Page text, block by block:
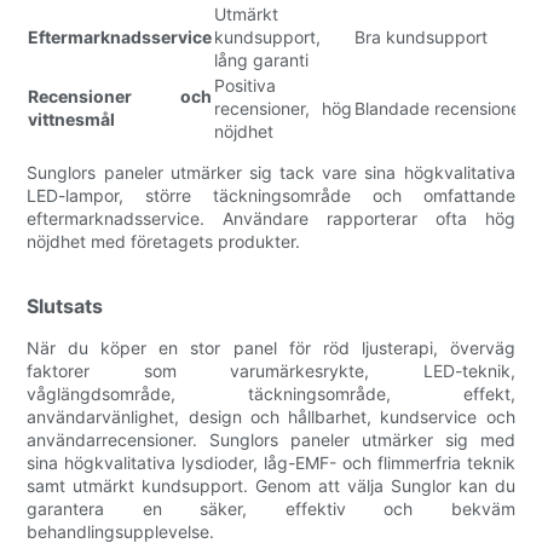
Eftermarknadsservice
Utmärkt
kundsupport,
lång garanti
Bra kundsupport
Recensioner och
vittnesmål
Positiva
recensioner, hög
nöjdhet
Blandade recensioner
Sunglors paneler utmärker sig tack vare sina högkvalitativa
LED-lampor, större täckningsområde och omfattande
eftermarknadsservice. Användare rapporterar ofta hög
nöjdhet med företagets produkter.
Slutsats
När du köper en stor panel för röd ljusterapi, överväg
faktorer som varumärkesrykte, LED-teknik,
våglängdsområde, täckningsområde, effekt,
användarvänlighet, design och hållbarhet, kundservice och
användarrecensioner. Sunglors paneler utmärker sig med
sina högkvalitativa lysdioder, låg-EMF- och flimmerfria teknik
samt utmärkt kundsupport. Genom att välja Sunglor kan du
garantera en säker, effektiv och bekväm
behandlingsupplevelse.